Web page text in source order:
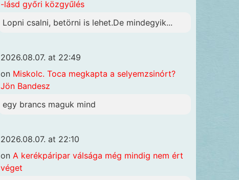
-lásd győri közgyűlés
Lopni csalni, betörni is lehet.De mindegyik...
2026.08.07. at 22:49
on Miskolc. Toca megkapta a selyemzsinórt?
Jön Bandesz
egy brancs maguk mind
2026.08.07. at 22:10
on A kerékpáripar válsága még mindig nem ért
véget